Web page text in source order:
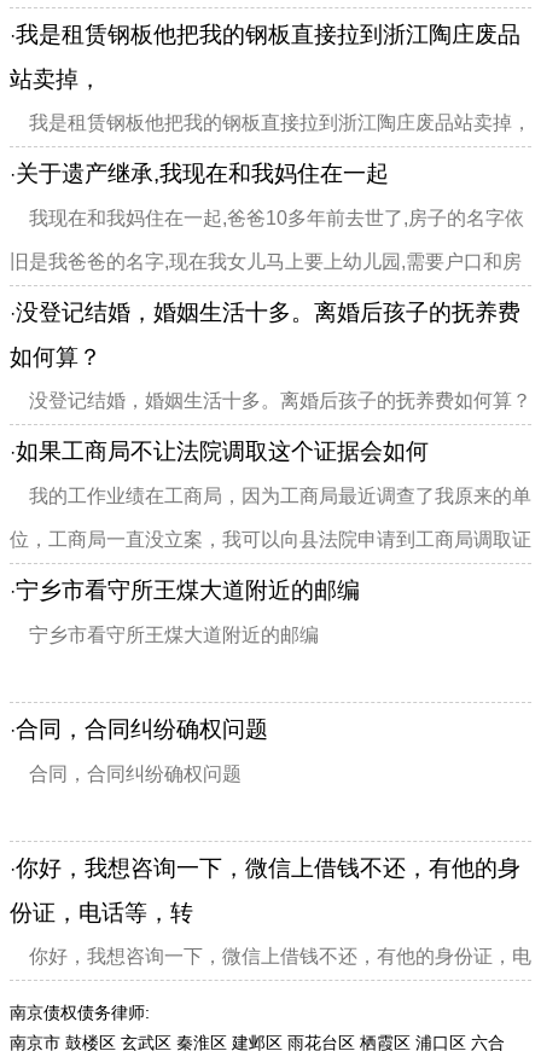
急
·我是租赁钢板他把我的钢板直接拉到浙江陶庄废品
站卖掉，
我是租赁钢板他把我的钢板直接拉到浙江陶庄废品站卖掉，
总共263块，还有三家，总共是60，我想问一下，这个案件现
在怎么样了？
·关于遗产继承,我现在和我妈住在一起
我现在和我妈住在一起,爸爸10多年前去世了,房子的名字依
旧是我爸爸的名字,现在我女儿马上要上幼儿园,需要户口和房
产证,和我妈妈商量好决定去过户到我和妈妈的名下,不知道有
什么问题没?还有我奶奶去世的比我爸爸晚,...
·没登记结婚，婚姻生活十多。离婚后孩子的抚养费
如何算？
没登记结婚，婚姻生活十多。离婚后孩子的抚养费如何算？
·如果工商局不让法院调取这个证据会如何
我的工作业绩在工商局，因为工商局最近调查了我原来的单
位，工商局一直没立案，我可以向县法院申请到工商局调取证
据吗？我有录音证明证据在公司局，法院有权到工商局调取工
作业绩证据吗？如果工商局不让法院调取这...
·宁乡市看守所王煤大道附近的邮编
宁乡市看守所王煤大道附近的邮编
·合同，合同纠纷确权问题
合同，合同纠纷确权问题
·你好，我想咨询一下，微信上借钱不还，有他的身
份证，电话等，转
你好，我想咨询一下，微信上借钱不还，有他的身份证，电
话等，转账记录和聊天记录也有，这个是起诉是可以受理的
吗，都不是在本地的法院，还有我们有三个人都被同一个人借
南京债权债务律师:
南京市 鼓楼区 玄武区 秦淮区 建邺区 雨花台区 栖霞区 浦口区 六合